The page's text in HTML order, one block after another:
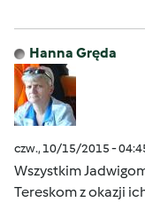
Hanna Gręda
czw., 10/15/2015 -
Wszystkim
Tereskom z okazji